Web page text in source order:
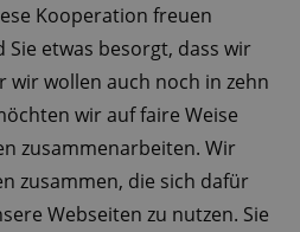
Kooperation freuen
Sie etwas besorgt, dass wir
wir wollen auch noch in zehn
wir auf faire Weise
zusammenarbeiten. Wir
zusammen, die sich dafür
Webseiten zu nutzen. Sie